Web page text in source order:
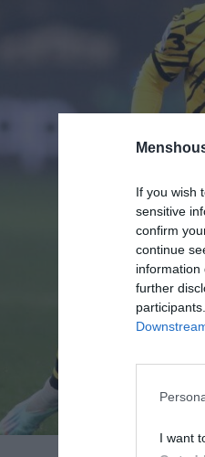
If you wish
sensitive
confirm
continue
information
further
I want